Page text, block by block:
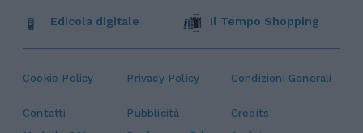
Cookie Policy Privacy Policy Condizioni Generali
Contatti Pubblicità
Credits
Edicola digitale Il Tempo Shopping